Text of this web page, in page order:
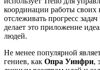
координации работы своих
отслеживать прогресс
делает это приложение
людей.
Не менее популярной
гениев, как Опра Уинфри,